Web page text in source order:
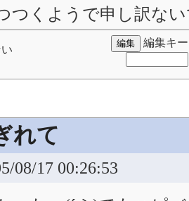
つくようで申し訳な
編集キー
れて
08/17 00:26:53